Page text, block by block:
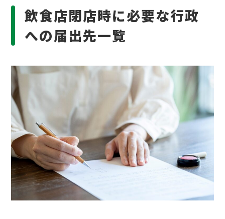
飲食店閉店時に必要な行政
への届出先一覧